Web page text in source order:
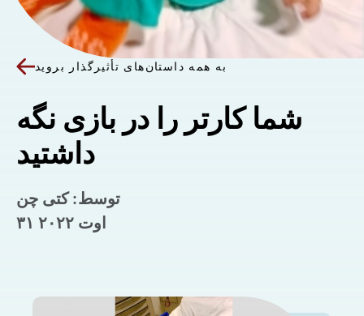
به همه داستان‌های تأثیرگذار بروید
شما کارتر را در بازی نگه
داشتید
توسط: کتی چن
۳۱ اوت ۲۰۲۲